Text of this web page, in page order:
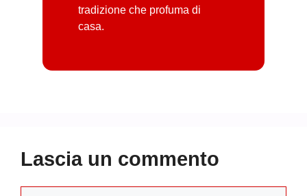
tradizione che profuma di
casa.
Lascia un commento